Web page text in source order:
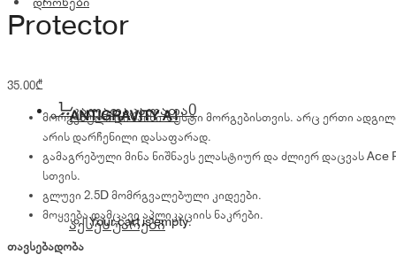
კალათაკალათა0
Your cart is empty.
ANTIGRAVITY A1
აქსესუარები
Protector
35.00₾
მორგებული დიზაინი ზუსტი მორგებისთვის. არც ერთი
არის დარჩენილი დასაფარად.
გამაგრებული მინა ნიშნავს ელასტიურ და ძლიერ დაცვას Ace
სთვის.
გლუვი 2.5D მომრგვალებული კიდეები.
მოყვება დამცავი აპლიკაციის ნაკრები.
თავსებადობა